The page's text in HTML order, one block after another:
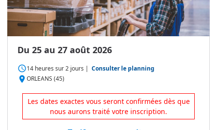
Du 25 au 27 août 2026
access_time14 heures sur2 jours | Consulter le planning
place ORLEANS (45)
Les dates exactes vous seront confirmées dès que
nous aurons traité votre inscription.